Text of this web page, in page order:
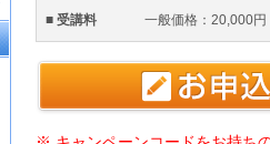
■ 受講料 一般価格：20,000